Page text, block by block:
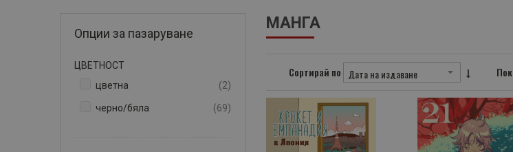
МАНГА
Сортирай по
Опции за пазаруване
ЦВЕТНОСТ
цветна
2артикули
черно/бяла 69артикули